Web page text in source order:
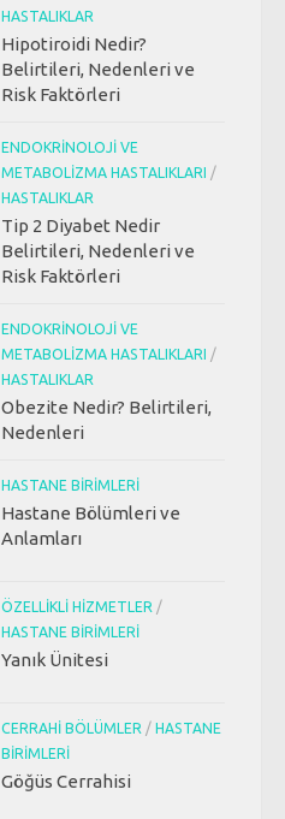
HASTALIKLAR
Hipotiroidi Nedir?
Belirtileri, Nedenleri ve
Risk Faktörleri
ENDOKRINOLOJI VE
METABOLIZMA HASTALIKLARI /
HASTALIKLAR
Tip 2 Diyabet Nedir
Belirtileri, Nedenleri ve
Risk Faktörleri
ENDOKRINOLOJI VE
METABOLIZMA HASTALIKLARI /
HASTALIKLAR
Obezite Nedir? Belirtileri,
Nedenleri
HASTANE BIRIMLERI
Hastane Bölümleri ve
Anlamları
ÖZELLIKLI HIZMETLER /
HASTANE BIRIMLERI
Yanık Ünitesi
CERRAHI BÖLÜMLER / HASTANE
BIRIMLERI
Göğüs Cerrahisi